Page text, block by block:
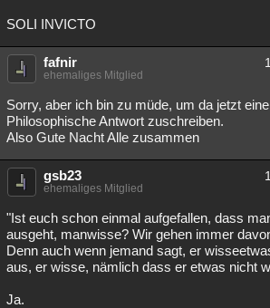
SOLI INVICTO
fafnir
ehemaliges Mitglied
Sorry, aber ich bin zu müde, um da jetzt
Philosophische Antwort zuschreiben.
Also Gute Nacht Alle zusammen
gsb23
ehemaliges Mitglied
"Ist euch schon einmal aufgefallen, dass
ausgeht, manwisse? Wir gehen immer
Denn auch wenn jemand sagt, er
aus, er wisse, nämlich dass er etwas nicht
Ja.